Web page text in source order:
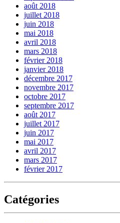
août 2018
juillet 2018
juin 2018
mai 2018
avril 2018
mars 2018
février 2018
janvier 2018
décembre 2017
novembre 2017
octobre 2017
septembre 2017
août 2017
juillet 2017
juin 2017
mai 2017
avril 2017
mars 2017
février 2017
Catégories